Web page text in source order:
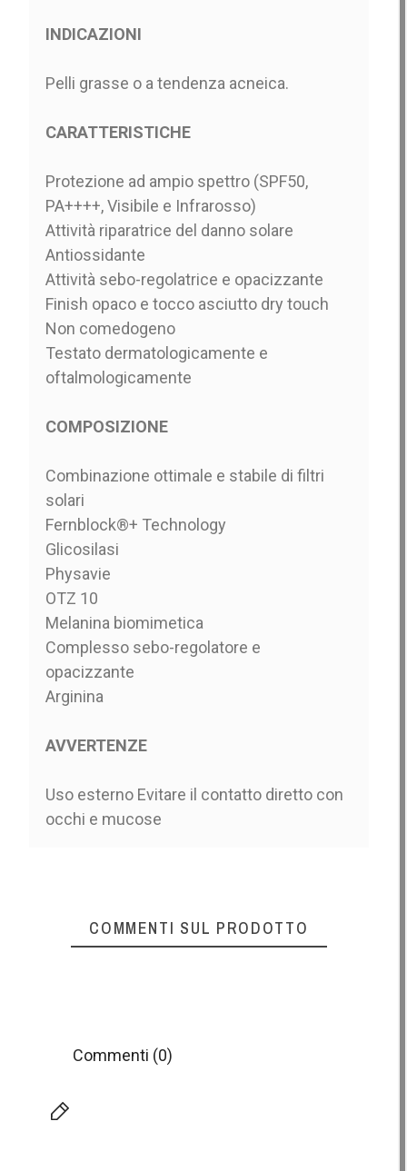
INDICAZIONI
Pelli grasse o a tendenza acneica.
CARATTERISTICHE
Protezione ad ampio spettro (SPF50,
PA++++, Visibile e Infrarosso)
Attività riparatrice del danno solare
Antiossidante
Attività sebo-regolatrice e opacizzante
Finish opaco e tocco asciutto dry touch
Non comedogeno
Testato dermatologicamente e
oftalmologicamente
COMPOSIZIONE
Combinazione ottimale e stabile di filtri
solari
Fernblock®+ Technology
Glicosilasi
Physavie
OTZ 10
Melanina biomimetica
Complesso sebo-regolatore e
opacizzante
Arginina
AVVERTENZE
Uso esterno Evitare il contatto diretto con
occhi e mucose
COMMENTI SUL PRODOTTO
Commenti (0)